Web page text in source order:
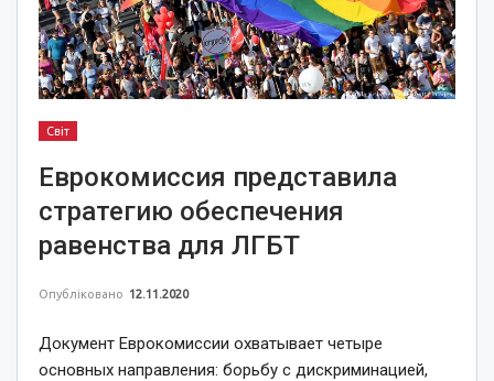
Світ
Еврокомиссия представила
стратегию обеспечения
равенства для ЛГБТ
Опубліковано 12.11.2020
Документ Еврокомиссии охватывает четыре
основных направления: борьбу с дискриминацией,